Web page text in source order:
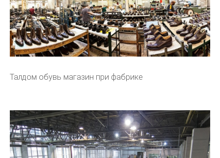
Талдом обувь магазин при фабрике